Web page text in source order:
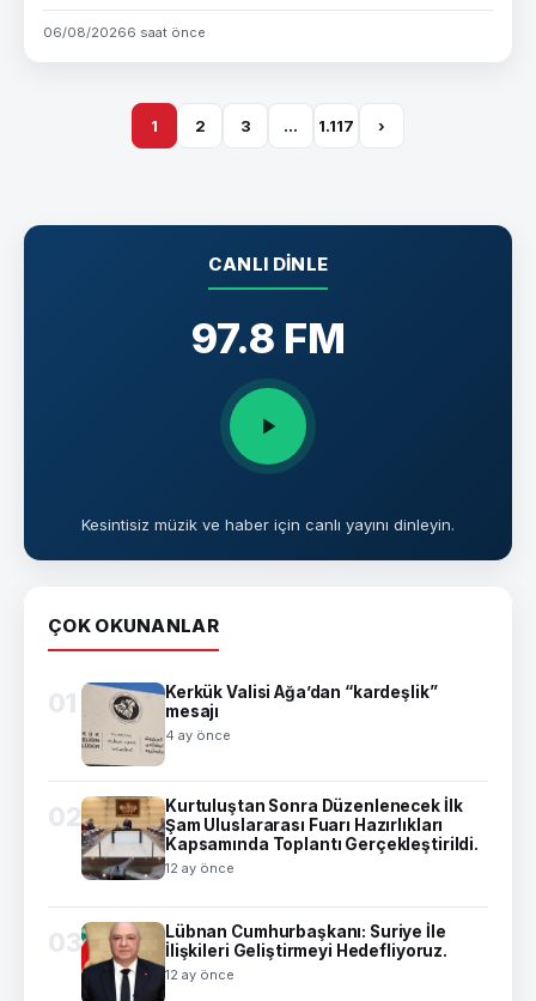
06/08/20266 saat önce
1 2 3 … 1.117 ›
CANLI DINLE
97.8 FM
Kesintisiz müzik ve haber için canlı yayını dinleyin.
ÇOK OKUNANLAR
01
Kerkük Valisi Ağa’dan “kardeşlik”
mesajı
4 ay önce
02
Kurtuluştan Sonra Düzenlenecek İlk
Şam Uluslararası Fuarı Hazırlıkları
Kapsamında Toplantı Gerçekleştirildi.
12 ay önce
03
Lübnan Cumhurbaşkanı: Suriye İle
İlişkileri Geliştirmeyi Hedefliyoruz.
12 ay önce